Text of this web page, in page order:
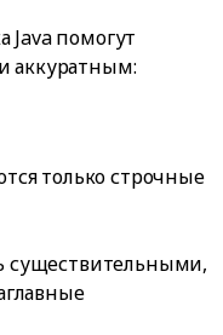
помогут
аккуратным:
только строчные
существительными,